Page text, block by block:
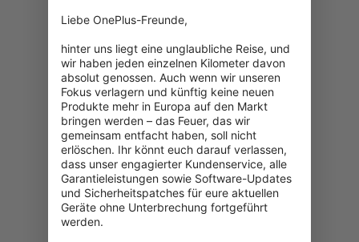
Liebe OnePlus-Freunde,
hinter uns liegt eine unglaubliche Reise, und
wir haben jeden einzelnen Kilometer davon
absolut genossen. Auch wenn wir unseren
Fokus verlagern und künftig keine neuen
Produkte mehr in Europa auf den Markt
bringen werden – das Feuer, das wir
gemeinsam entfacht haben, soll nicht
erlöschen. Ihr könnt euch darauf verlassen,
dass unser engagierter Kundenservice, alle
Garantieleistungen sowie Software-Updates
und Sicherheitspatches für eure aktuellen
Geräte ohne Unterbrechung fortgeführt
werden.